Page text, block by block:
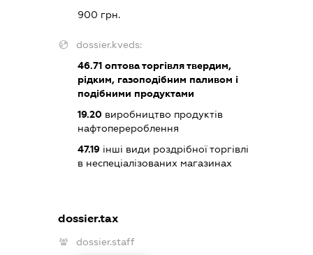
900 грн.
dossier.kveds:
46.71 оптова торгівля твердим,
рідким, газоподібним паливом і
подібними продуктами
19.20 виробництво продуктів
нафтоперероблення
47.19 інші види роздрібної торгівлі
в неспеціалізованих магазинах
dossier.tax
dossier.staff